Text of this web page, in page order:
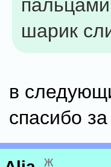
шарик
в
спасибо
ж